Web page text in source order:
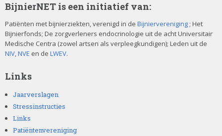
BijnierNET is een initiatief van:
Patiënten met bijnierziekten, verenigd in de Bijniervereniging ; Het
Bijnierfonds; De zorgverleners endocrinologie uit de acht Universitair
Medische Centra (zowel artsen als verpleegkundigen); Leden uit de
NIV,NVE en de LWEV.
Links
Jaarverslagen
Stressinstructies
Links
Patiëntenvereniging